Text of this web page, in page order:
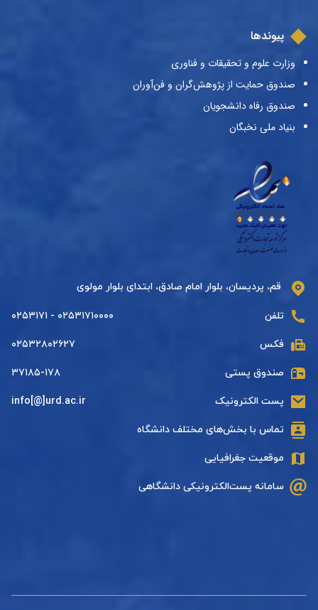
پیوندها
وزارت علوم و تحقیقات و فناوری
صندوق حمایت از پژوهش‌گران و فن‌آوران
صندوق رفاه دانشجویان
بنیاد ملی نخبگان
قم، پردیسان، بلوار امام صادق، ابتدای بلوار مولوی
تلفن ۰۲۵۳۱۷۱۰۰۰۰ - ۰۲۵۳۱۷۱
فکس ۰۲۵۳۲۸۰۲۶۲۷
صندوق پستی ۳۷۱۸۵-۱۷۸
پست الکترونیک info[@]urd.ac.ir
تماس با بخش‌های مختلف دانشگاه
موقعیت جغرافیایی
سامانه پست‌الکترونیکی دانشگاهی